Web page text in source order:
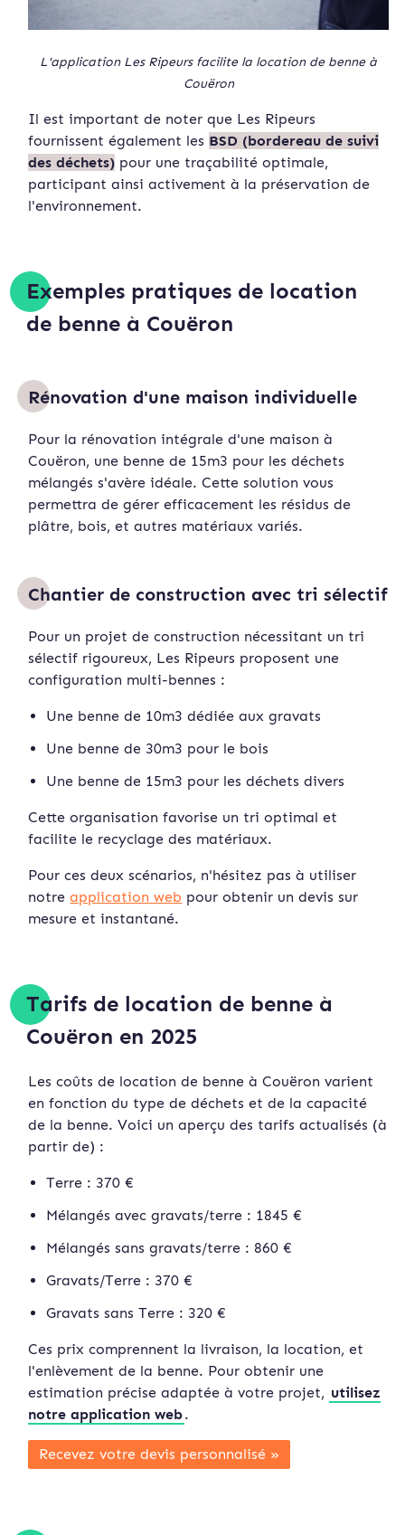
L'application Les Ripeurs facilite la location de benne à
Couëron
Il est important de noter que Les Ripeurs
fournissent également les BSD (bordereau de suivi
des déchets) pour une traçabilité optimale,
participant ainsi activement à la préservation de
l'environnement.
Exemples pratiques de location
de benne à Couëron
Rénovation d'une maison individuelle
Pour la rénovation intégrale d'une maison à
Couëron, une benne de 15m3 pour les déchets
mélangés s'avère idéale. Cette solution vous
permettra de gérer efficacement les résidus de
plâtre, bois, et autres matériaux variés.
Chantier de construction avec tri sélectif
Pour un projet de construction nécessitant un tri
sélectif rigoureux, Les Ripeurs proposent une
configuration multi-bennes :
Une benne de 10m3 dédiée aux gravats
Une benne de 30m3 pour le bois
Une benne de 15m3 pour les déchets divers
Cette organisation favorise un tri optimal et
facilite le recyclage des matériaux.
Pour ces deux scénarios, n'hésitez pas à utiliser
notreapplication web pour obtenir un devis sur
mesure et instantané.
Tarifs de location de benne à
Couëron en 2025
Les coûts de location de benne à Couëron varient
en fonction du type de déchets et de la capacité
de la benne. Voici un aperçu des tarifs actualisés (à
partir de) :
Terre : 370 €
Mélangés avec gravats/terre : 1845 €
Mélangés sans gravats/terre : 860 €
Gravats/Terre : 370 €
Gravats sans Terre : 320 €
Ces prix comprennent la livraison, la location, et
l'enlèvement de la benne. Pour obtenir une
estimation précise adaptée à votre projet, utilisez
notre application web.
Recevez votre devis personnalisé »